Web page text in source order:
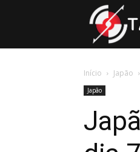
Início Japão
Japão